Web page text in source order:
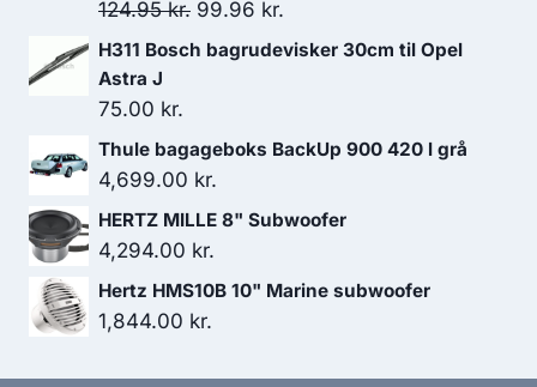
124.95kr. Den
oprindelige
124.95 kr..
99.96 kr.
aktuelle
99.96 kr..
H311 Bosch bagrudevisker 30cm til Opel
Astra J
75.00 kr.
Thule bagageboks BackUp 900 420 l grå
4,699.00 kr.
HERTZ MILLE 8" Subwoofer
4,294.00 kr.
Hertz HMS10B 10" Marine subwoofer
1,844.00 kr.